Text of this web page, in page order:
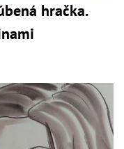
hračka.